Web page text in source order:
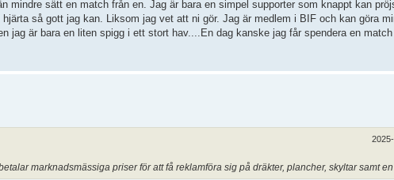
mindre sätt en match från en. Jag är bara en simpel supporter som knappt kan
så gott jag kan. Liksom jag vet att ni gör. Jag är medlem i BIF och kan göra
jag är bara en liten spigg i ett stort hav....En dag kanske jag får spendera en
marknadsmässiga priser för att få reklamföra sig på dräkter, plancher, skyltar samt